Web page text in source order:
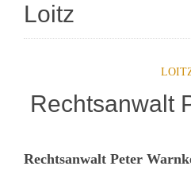
Loitz
Rechtsanwalt
Rechtsanwalt Peter